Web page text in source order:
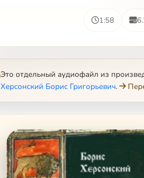
1:58
Это отдельный аудиофайл из
Херсонский Борис Григорьевич.